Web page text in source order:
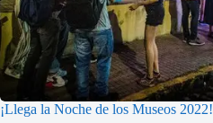
¡Llega la Noche de los Museos 2022!